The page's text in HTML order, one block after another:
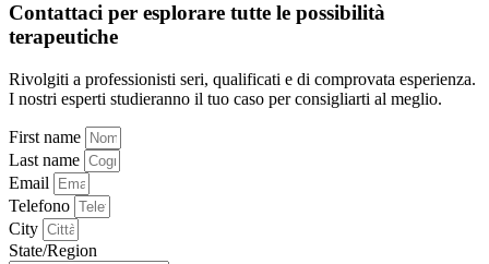
Contattaci per esplorare tutte le possibilità
terapeutiche
Rivolgiti a professionisti seri, qualificati e di comprovata esperienza.
I nostri esperti studieranno il tuo caso per consigliarti al meglio.
First name
Last name
Email
Telefono
City
State/Region